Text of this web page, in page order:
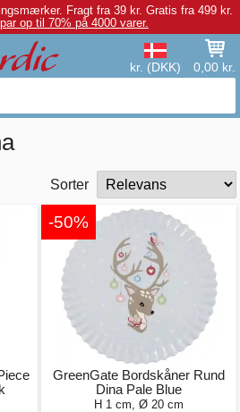
Fragt fra 39 kr. Gratis fra 499 kr.
op til 70% på 4000 varer.
kr. (DKK) 0,00 kr.
Sorter
-50%
GreenGate Bordskåner Rund
Dina Pale Blue
H 1 cm, Ø 20 cm